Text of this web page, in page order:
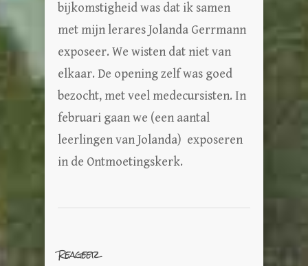
bijkomstigheid was dat ik samen
met mijn lerares Jolanda Gerrmann
exposeer. We wisten dat niet van
elkaar. De opening zelf was goed
bezocht, met veel medecursisten. In
februari gaan we (een aantal
leerlingen van Jolanda) exposeren
in de Ontmoetingskerk.
Reageer